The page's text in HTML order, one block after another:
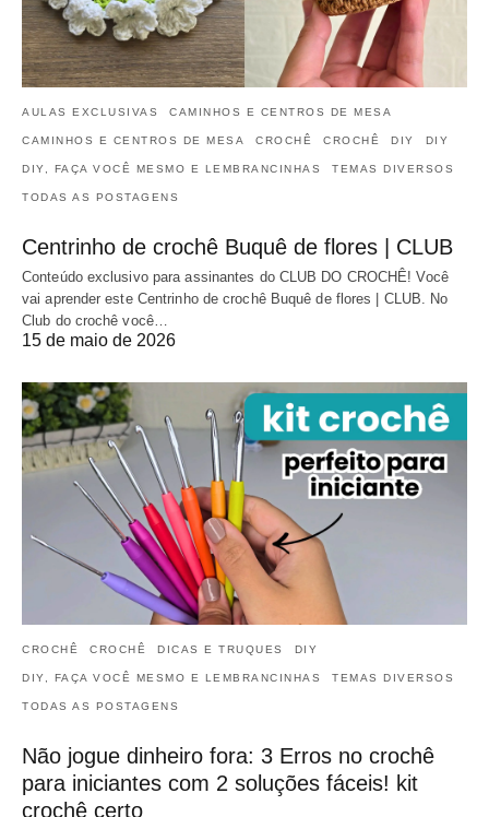
AULAS EXCLUSIVAS CAMINHOS E CENTROS DE MESA
CAMINHOS E CENTROS DE MESA CROCHÊ CROCHÊ DIY DIY
DIY, FAÇA VOCÊ MESMO E LEMBRANCINHAS TEMAS DIVERSOS
TODAS AS POSTAGENS
Centrinho de crochê Buquê de flores | CLUB
Conteúdo exclusivo para assinantes do CLUB DO CROCHÊ! Você
vai aprender este Centrinho de crochê Buquê de flores | CLUB. No
Club do crochê você…
15 de maio de 2026
CROCHÊ CROCHÊ DICAS E TRUQUES DIY
DIY, FAÇA VOCÊ MESMO E LEMBRANCINHAS TEMAS DIVERSOS
TODAS AS POSTAGENS
Não jogue dinheiro fora: 3 Erros no crochê
para iniciantes com 2 soluções fáceis! kit
crochê certo